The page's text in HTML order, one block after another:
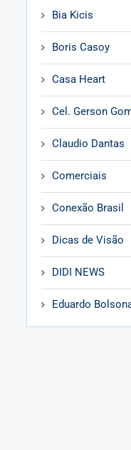
Bia Kicis
Boris Casoy
Casa Heart
Cel. Gerson
Claudio Dantas
Comerciais
Conexão Brasil
Dicas de Visão
DIDI NEWS
Eduardo